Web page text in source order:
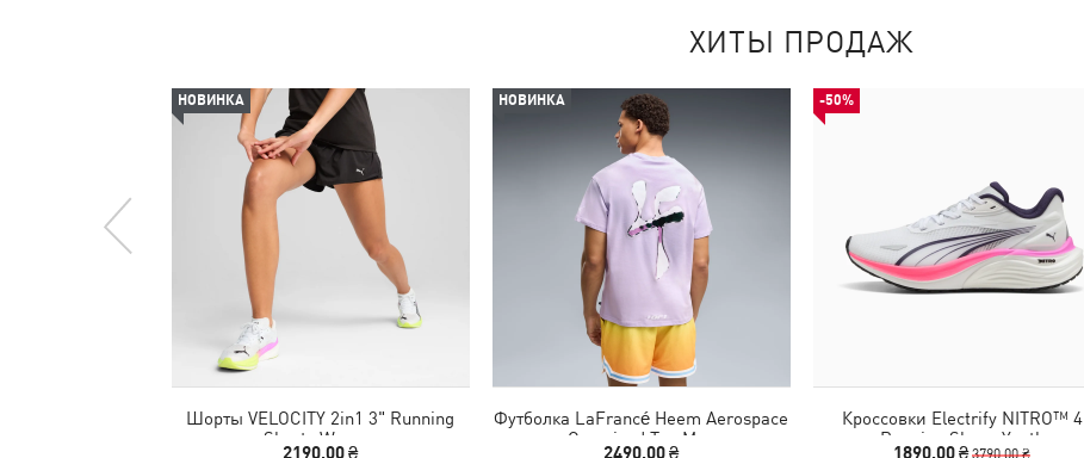
ХИТЫ ПРОДАЖ
НОВИНКА
Шорты VELOCITY 2in1 3" Running
Shorts Women
2190,00 ₴
НОВИНКА
Футболка LaFrancé Heem Aerospace
Oversized Tee Men
2490,00 ₴
-50%
Кроссовки Electrify NITRO™ 4
Running Shoes Youth
1890,00 ₴3790,00 ₴